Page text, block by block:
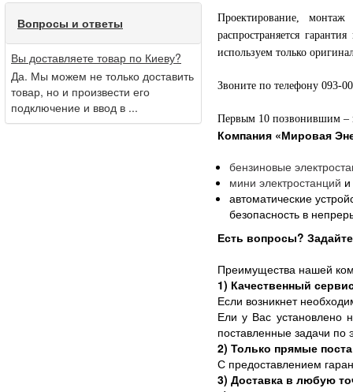
Вопросы и ответы
Вы доставляете товар по Киеву?
Да. Мы можем не только доставить
товар, но и произвести его
подключение и ввод в ...
Проектирование,
распространяется
используем только
Звоните по телефону 093-
Первым 10 позвонившим –
Компания «Мировая
бензиновые
мини электростанций и
автоматические
безопасность в
Есть вопросы?
Преимущества нашей
1) Качественный
Если возникнет
Ели у Вас установлено
поставленные задачи по
2) Только прямые
С предоставлением
3) Доставка в любую